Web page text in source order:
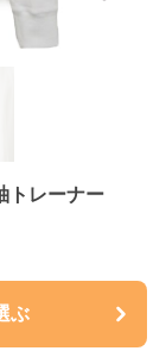
トレーナー
ぶ